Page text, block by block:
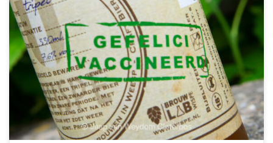
Het lijkt als of we terug gaan naar normaal. Maar voorzichtigheid
blijft geboden. In ieder geval is de Wispe Brouwerij hier al op
vooruit gelopen met het brouwen van het […]